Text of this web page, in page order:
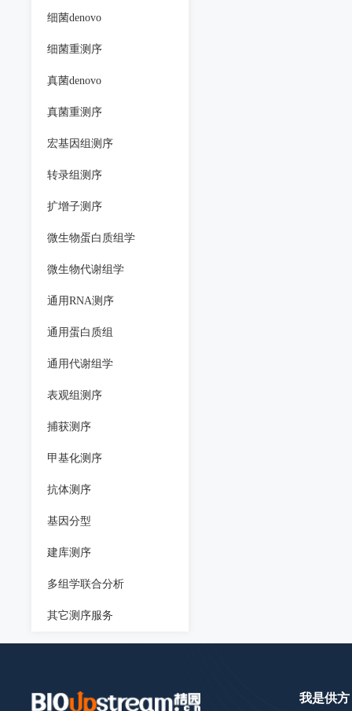
细菌denovo
细菌重测序
真菌denovo
真菌重测序
宏基因组测序
转录组测序
扩增子测序
微生物蛋白质组学
微生物代谢组学
通用RNA测序
通用蛋白质组
通用代谢组学
表观组测序
捕获测序
甲基化测序
抗体测序
基因分型
建库测序
多组学联合分析
其它测序服务
我是供方